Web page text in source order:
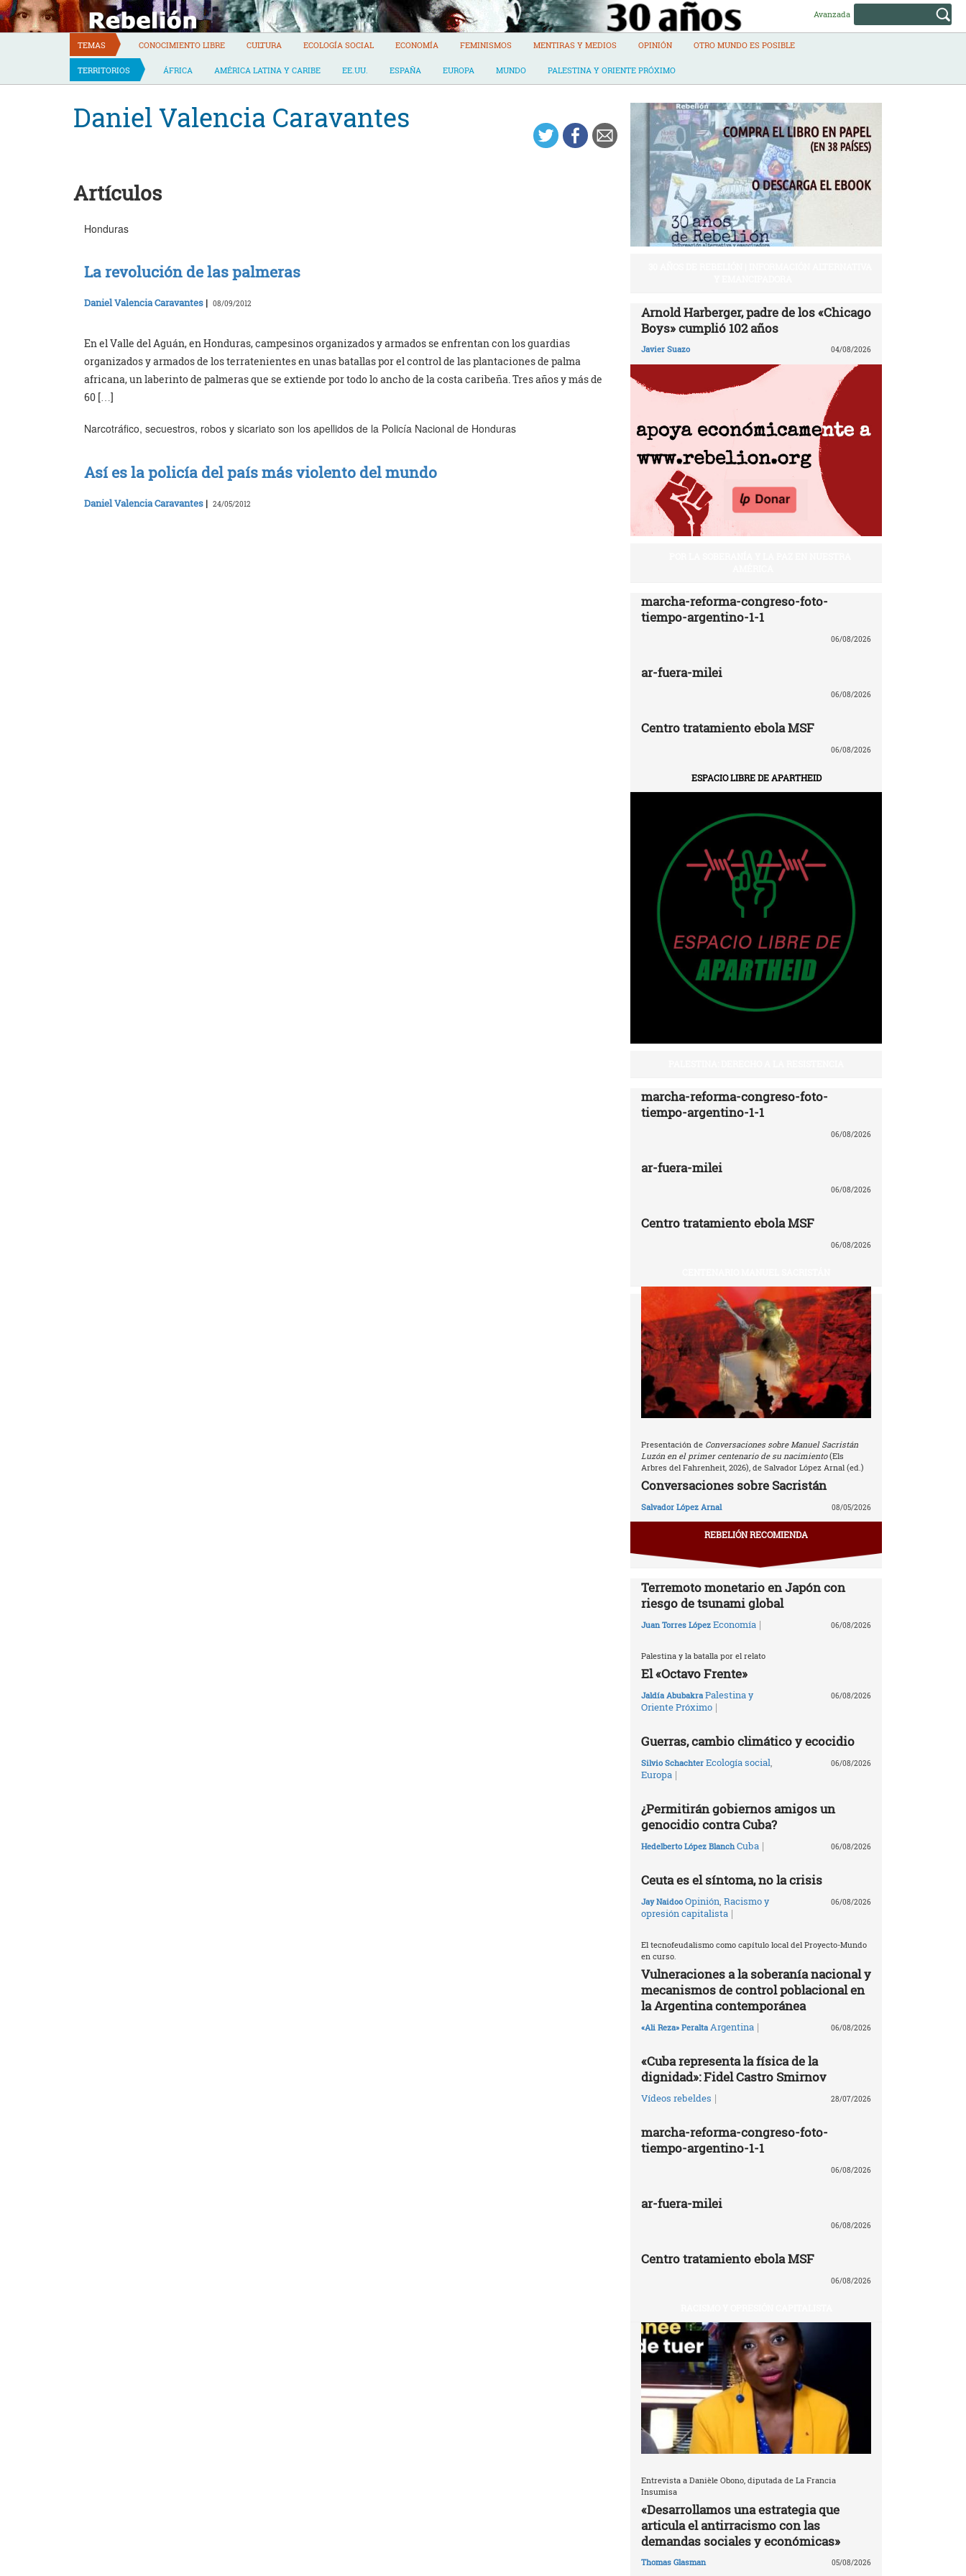
Skip
to
content
Avanzada
TEMAS CONOCIMIENTO LIBRE CULTURA ECOLOGÍA SOCIAL ECONOMÍA FEMINISMOS MENTIRAS Y MEDIOS OPINIÓN OTRO MUNDO ES POSIBLE
TERRITORIOS ÁFRICA AMÉRICA LATINA Y CARIBE EE.UU. ESPAÑA EUROPA MUNDO PALESTINA Y ORIENTE PRÓXIMO
Daniel Valencia Caravantes
Artículos
Honduras
La revolución de las palmeras
Daniel Valencia Caravantes | 08/09/2012
En el Valle del Aguán, en Honduras, campesinos organizados y armados se enfrentan con los guardias
organizados y armados de los terratenientes en unas batallas por el control de las plantaciones de palma
africana, un laberinto de palmeras que se extiende por todo lo ancho de la costa caribeña. Tres años y más de
60 […]
Narcotráfico, secuestros, robos y sicariato son los apellidos de la Policía Nacional de Honduras
Así es la policía del país más violento del mundo
Daniel Valencia Caravantes | 24/05/2012
Arnold Harberger, padre de los «Chicago
Boys» cumplió 102 años
Javier Suazo 04/08/2026
marcha-reforma-congreso-foto-
tiempo-argentino-1-1
06/08/2026
ar-fuera-milei
06/08/2026
Centro tratamiento ebola MSF
06/08/2026
ESPACIO LIBRE DE APARTHEID
marcha-reforma-congreso-foto-
tiempo-argentino-1-1
06/08/2026
ar-fuera-milei
06/08/2026
Centro tratamiento ebola MSF
06/08/2026
Presentación de Conversaciones sobre Manuel Sacristán
Luzón en el primer centenario de su nacimiento(Els
Arbres del Fahrenheit, 2026), de Salvador López Arnal (ed.)
Conversaciones sobre Sacristán
Salvador López Arnal 08/05/2026
REBELIÓN RECOMIENDA
Terremoto monetario en Japón con
riesgo de tsunami global
Juan Torres López Economía | 06/08/2026
Palestina y la batalla por el relato
El «Octavo Frente»
Jaldía Abubakra Palestina y
Oriente Próximo |
06/08/2026
Guerras, cambio climático y ecocidio
Silvio Schachter Ecología social
Europa |
06/08/2026
¿Permitirán gobiernos amigos un
genocidio contra Cuba?
Hedelberto López Blanch Cuba | 06/08/2026
Ceuta es el síntoma, no la crisis
Jay Naidoo Opinión Racismo y
opresión capitalista |
06/08/2026
El tecnofeudalismo como capítulo local del Proyecto-Mundo
en curso.
Vulneraciones a la soberanía nacional y
mecanismos de control poblacional en
la Argentina contemporánea
«Ali Reza» Peralta Argentina | 06/08/2026
«Cuba representa la física de la
dignidad»: Fidel Castro Smirnov
Vídeos rebeldes | 28/07/2026
marcha-reforma-congreso-foto-
tiempo-argentino-1-1
06/08/2026
ar-fuera-milei
06/08/2026
Centro tratamiento ebola MSF
06/08/2026
Entrevista a Danièle Obono, diputada de La Francia
Insumisa
«Desarrollamos una estrategia que
articula el antirracismo con las
demandas sociales y económicas»
Thomas Glasman 05/08/2026